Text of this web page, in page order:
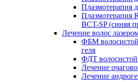
Плазмотерапия
Плазмотерапия
BCT-SP (синяя
Лечение волос
ФБМ волосистой
геля
ФДТ волосистой
Лечение
Лечение